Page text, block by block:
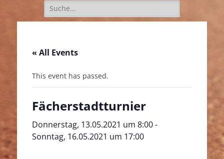
Suche
nach:
« All Events
This event has passed.
Fächerstadtturnier
Donnerstag, 13.05.2021 um 8:00-
Sonntag, 16.05.2021 um 17:00